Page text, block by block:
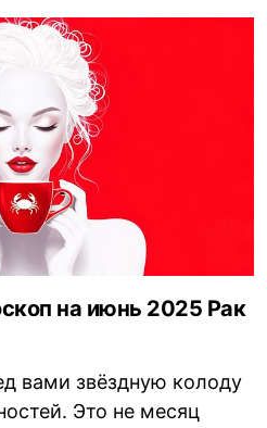
на июнь 2025 Рак
вами звёздную колоду
Это не месяц